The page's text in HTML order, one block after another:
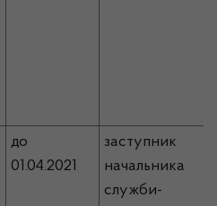
до
01.04.2021
заступник
начальника
служби-